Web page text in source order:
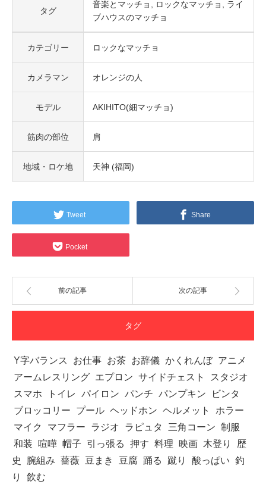
タグ
音楽とマッチョ ロックなマッチョ
ライ
ブハウスのマッチョ
カテゴリー ロックなマッチョ
カメラマン オレンジの人
モデル AKIHITO(細マッチョ)
筋肉の部位 肩
地域・ロケ地 天神 (福岡)
Tweet Share
Pocket
前の記事 次の記事
タグ
Y字バランス お仕事 お茶 お辞儀 かくれんぼ アニメ
アームレスリング エプロン サイドチェスト
スタジオ
スマホ
トイレ パイロン パンチ パンプキン
ビンタ
ブロッコリー
プール ヘッドホン ヘルメット
ホラー
マイク
マフラー ラジオ ラピュタ 三角コーン 制服
和装
喧嘩 帽子 引っ張る 押す 料理 映画 木登り
歴
史
腕組み 薔薇 豆まき 豆腐 踊る 蹴り 酸っぱい 釣
り
飲む